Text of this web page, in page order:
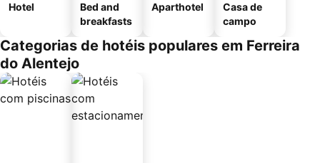
Hotel
Bed and
breakfasts
Aparthotel
Casa de
campo
Categorias de hotéis populares em Ferreira
do Alentejo